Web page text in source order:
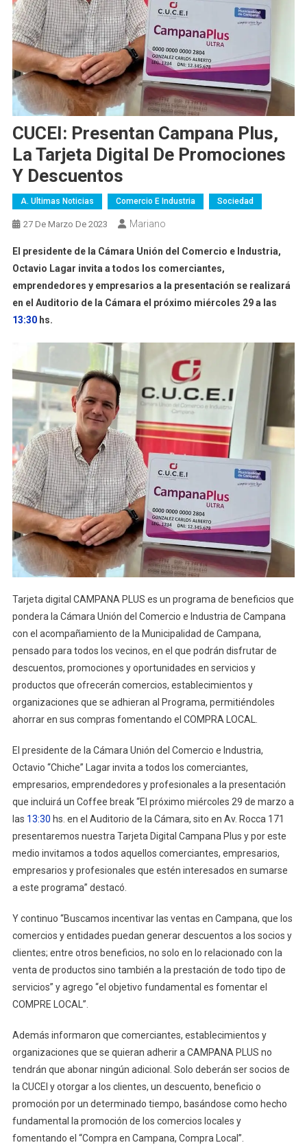
CUCEI: Presentan Campana Plus,
La Tarjeta Digital De Promociones
Y Descuentos
A. Ultimas Noticias Comercio E Industria Sociedad
27 De Marzo De 2023 Mariano
El presidente de la Cámara Unión del Comercio e Industria,
Octavio Lagar invita a todos los comerciantes,
emprendedores y empresarios a la presentación se realizará
en el Auditorio de la Cámara el próximo miércoles 29 a las
13:30 hs.
Tarjeta digital CAMPANA PLUS es un programa de beneficios que
pondera la Cámara Unión del Comercio e Industria de Campana
con el acompañamiento de la Municipalidad de Campana,
pensado para todos los vecinos, en el que podrán disfrutar de
descuentos, promociones y oportunidades en servicios y
productos que ofrecerán comercios, establecimientos y
organizaciones que se adhieran al Programa, permitiéndoles
ahorrar en sus compras fomentando el COMPRA LOCAL.
El presidente de la Cámara Unión del Comercio e Industria,
Octavio “Chiche” Lagar invita a todos los comerciantes,
empresarios, emprendedores y profesionales a la presentación
que incluirá un Coffee break “El próximo miércoles 29 de marzo a
las 13:30 hs. en el Auditorio de la Cámara, sito en Av. Rocca 171
presentaremos nuestra Tarjeta Digital Campana Plus y por este
medio invitamos a todos aquellos comerciantes, empresarios,
empresarios y profesionales que estén interesados en sumarse
a este programa” destacó.
Y continuo “Buscamos incentivar las ventas en Campana, que los
comercios y entidades puedan generar descuentos a los socios y
clientes; entre otros beneficios, no solo en lo relacionado con la
venta de productos sino también a la prestación de todo tipo de
servicios” y agrego “el objetivo fundamental es fomentar el
COMPRE LOCAL”.
Además informaron que comerciantes, establecimientos y
organizaciones que se quieran adherir a CAMPANA PLUS no
tendrán que abonar ningún adicional. Solo deberán ser socios de
la CUCEI y otorgar a los clientes, un descuento, beneficio o
promoción por un determinado tiempo, basándose como hecho
fundamental la promoción de los comercios locales y
fomentando el “Compra en Campana, Compra Local”.